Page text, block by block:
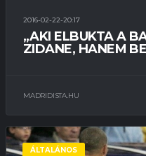
2016-02-22-20:17
„AKI ELBUKTA A
ZIDANE, HANEM
MADRIDISTA.HU
ÁLTALÁNOS